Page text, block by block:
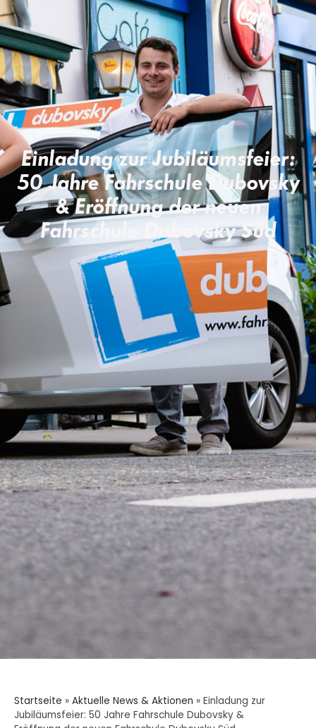
Einladung zur Jubiläumsfeier:
50 Jahre Fahrschule Dubovsky
& Eröffnung der neuen
Fahrschule Dubovsky Süd
Startseite » Aktuelle News & Aktionen » Einladung zur
Jubiläumsfeier: 50 Jahre Fahrschule Dubovsky &